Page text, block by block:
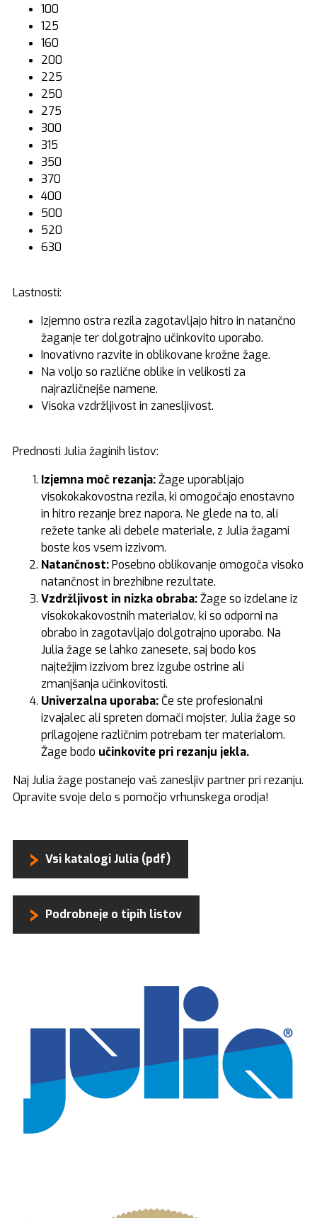
100
125
160
200
225
250
275
300
315
350
370
400
500
520
630
Lastnosti:
Izjemno ostra rezila zagotavljajo hitro in natančno
žaganje ter dolgotrajno učinkovito uporabo.
Inovativno razvite in oblikovane krožne žage.
Na voljo so različne oblike in velikosti za
najrazličnejše namene.
Visoka vzdržljivost in zanesljivost.
Prednosti Julia žaginih listov:
Izjemna moč rezanja:Žage uporabljajo
visokokakovostna rezila, ki omogočajo enostavno
in hitro rezanje brez napora. Ne glede na to, ali
režete tanke ali debele materiale, z Julia žagami
boste kos vsem izzivom.
Natančnost:Posebno oblikovanje omogoča visoko
natančnost in brezhibne rezultate.
Vzdržljivost in nizka obraba:Žage so izdelane iz
visokokakovostnih materialov, ki so odporni na
obrabo in zagotavljajo dolgotrajno uporabo. Na
Julia žage se lahko zanesete, saj bodo kos
najtežjim izzivom brez izgube ostrine ali
zmanjšanja učinkovitosti.
Univerzalna uporaba:Če ste profesionalni
izvajalec ali spreten domači mojster, Julia žage so
prilagojene različnim potrebam ter materialom.
Žage bodo učinkovite pri rezanju jekla.
Naj Julia žage postanejo vaš zanesljiv partner pri rezanju.
Opravite svoje delo s pomočjo vrhunskega orodja!
Vsi katalogi Julia (pdf)
Podrobneje o tipih listov